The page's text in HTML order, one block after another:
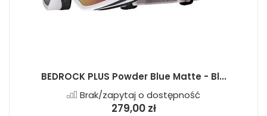
BEDROCK PLUS Powder Blue Matte - Bl...
Brak/zapytaj o dostępność
279,00 zł